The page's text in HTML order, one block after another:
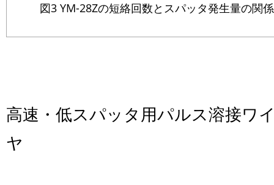
図3 YM-28Zの短絡回数とスパッタ発生量の関係
高速・低スパッタ用パルス溶接ワ
ヤ